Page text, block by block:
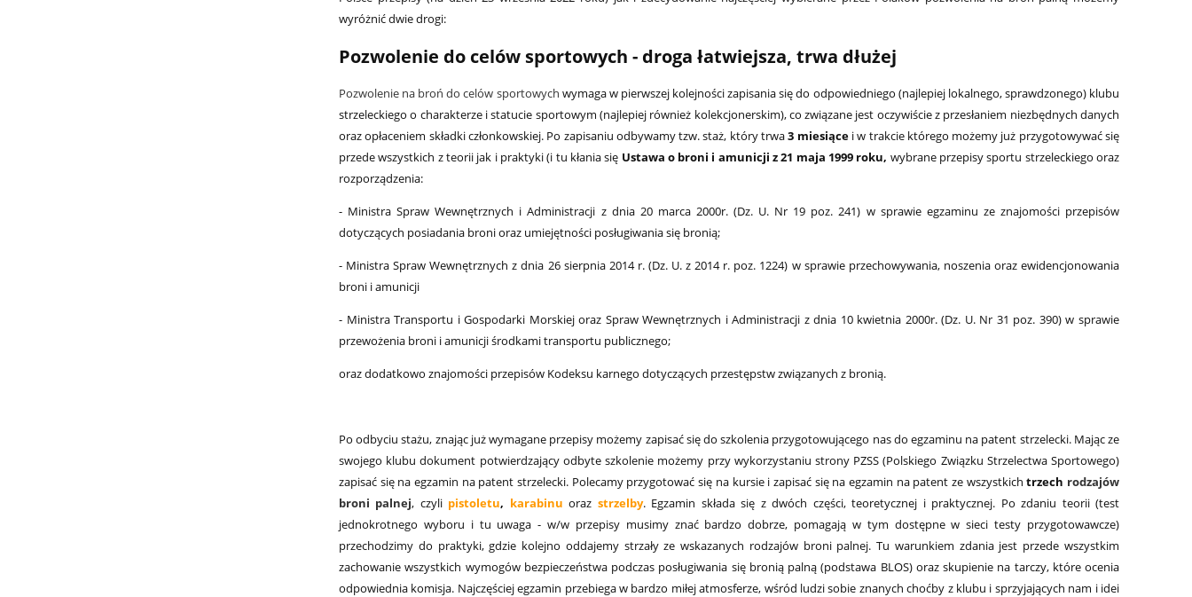
wyróżnić dwie drogi:
Pozwolenie do celów sportowych - droga łatwiejsza, trwa dłużej
Pozwolenie na broń do celów sportowych wymaga w pierwszej kolejności zapisania się do odpowiedniego (najlepiej lokalnego, sprawdzonego) klubu
strzeleckiego o charakterze i statucie sportowym (najlepiej również kolekcjonerskim), co związane jest oczywiście z przesłaniem niezbędnych danych
oraz opłaceniem składki członkowskiej. Po zapisaniu odbywamy tzw. staż, który trwa3 miesiącei w trakcie którego możemy już przygotowywać się
przede wszystkich z teorii jak i praktyki (i tu kłania się Ustawa o broni i amunicji z 21 maja 1999 roku, wybrane przepisy sportu strzeleckiego oraz
rozporządzenia:
- Ministra Spraw Wewnętrznych i Administracji z dnia 20 marca 2000r. (Dz. U. Nr 19 poz. 241) w sprawie egzaminu ze znajomości przepisów
dotyczących posiadania broni oraz umiejętności posługiwania się bronią;
- Ministra Spraw Wewnętrznych z dnia 26 sierpnia 2014 r. (Dz. U. z 2014 r. poz. 1224) w sprawie przechowywania, noszenia oraz ewidencjonowania
broni i amunicji
- Ministra Transportu i Gospodarki Morskiej oraz Spraw Wewnętrznych i Administracji z dnia 10 kwietnia 2000r. (Dz. U. Nr 31 poz. 390) w sprawie
przewożenia broni i amunicji środkami transportu publicznego;
oraz dodatkowo znajomości przepisów Kodeksu karnego dotyczących przestępstw związanych z bronią.
Po odbyciu stażu, znając już wymagane przepisy możemy zapisać się do szkolenia przygotowującego nas do egzaminu na patent strzelecki. Mając ze
swojego klubu dokument potwierdzający odbyte szkolenie możemy przy wykorzystaniu strony PZSS (Polskiego Związku Strzelectwa Sportowego)
zapisać się na egzamin na patent strzelecki. Polecamy przygotować się na kursie i zapisać się na egzamin na patent ze wszystkichtrzech rodzajów
broni palnej, czyli pistoletu, karabinu oraz strzelby. Egzamin składa się z dwóch części, teoretycznej i praktycznej. Po zdaniu teorii (test
jednokrotnego wyboru i tu uwaga - w/w przepisy musimy znać bardzo dobrze, pomagają w tym dostępne w sieci testy przygotowawcze)
przechodzimy do praktyki, gdzie kolejno oddajemy strzały ze wskazanych rodzajów broni palnej. Tu warunkiem zdania jest przede wszystkim
zachowanie wszystkich wymogów bezpieczeństwa podczas posługiwania się bronią palną (podstawa BLOS) oraz skupienie na tarczy, które ocenia
odpowiednia komisja. Najczęściej egzamin przebiega w bardzo miłej atmosferze, wśród ludzi sobie znanych choćby z klubu i sprzyjających nam i idei